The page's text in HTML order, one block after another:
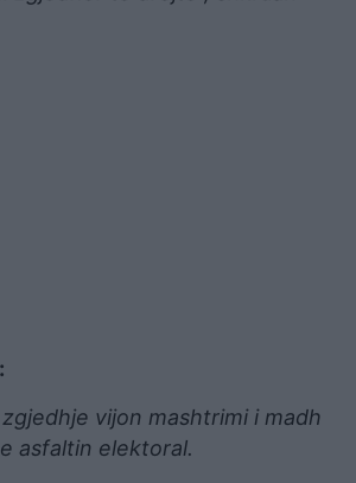
vijon mashtrimi i madh
asfaltin elektoral.